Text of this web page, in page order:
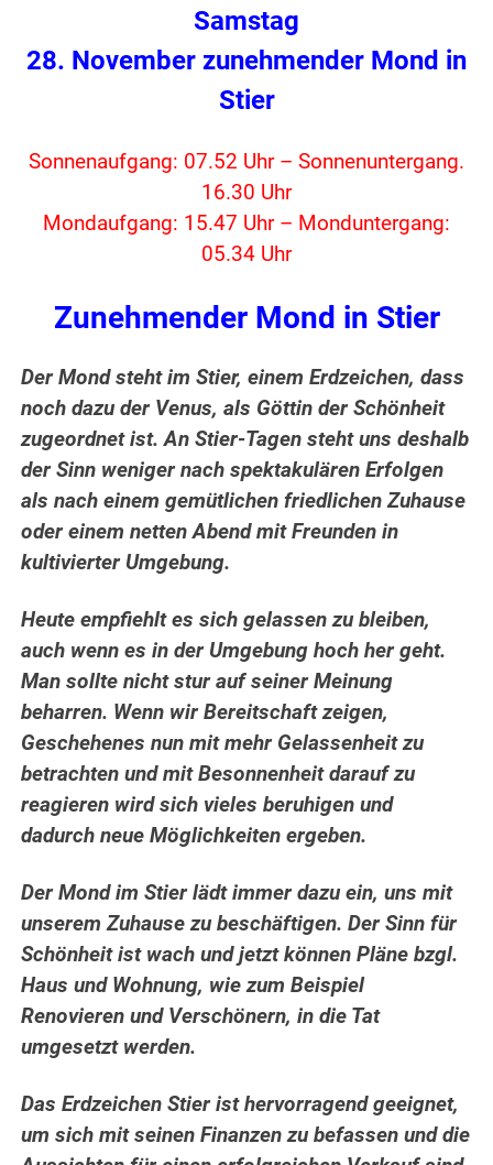
Samstag
28. November zunehmender Mond in
Stier
Sonnenaufgang: 07.52 Uhr – Sonnenuntergang.
16.30 Uhr
Mondaufgang: 15.47 Uhr – Monduntergang:
05.34 Uhr
Zunehmender Mond in Stier
Der Mond steht im Stier, einem Erdzeichen, dass
noch dazu der Venus, als Göttin der Schönheit
zugeordnet ist. An Stier-Tagen steht uns deshalb
der Sinn weniger nach spektakulären Erfolgen
als nach einem gemütlichen friedlichen Zuhause
oder einem netten Abend mit Freunden in
kultivierter Umgebung.
Heute empfiehlt es sich gelassen zu bleiben,
auch wenn es in der Umgebung hoch her geht.
Man sollte nicht stur auf seiner Meinung
beharren. Wenn wir Bereitschaft zeigen,
Geschehenes nun mit mehr Gelassenheit zu
betrachten und mit Besonnenheit darauf zu
reagieren wird sich vieles beruhigen und
dadurch neue Möglichkeiten ergeben.
Der Mond im Stier lädt immer dazu ein, uns mit
unserem Zuhause zu beschäftigen. Der Sinn für
Schönheit ist wach und jetzt können Pläne bzgl.
Haus und Wohnung, wie zum Beispiel
Renovieren und Verschönern, in die Tat
umgesetzt werden.
Das Erdzeichen Stier ist hervorragend geeignet,
um sich mit seinen Finanzen zu befassen und die